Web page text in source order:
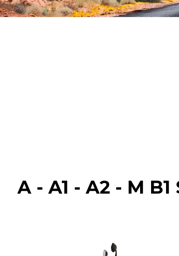
A - A1 - A2 - M B1